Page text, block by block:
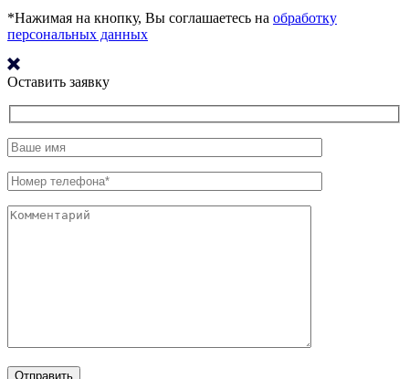
*Нажимая на кнопку, Вы соглашаетесь на обработку
персональных данных
Оставить заявку